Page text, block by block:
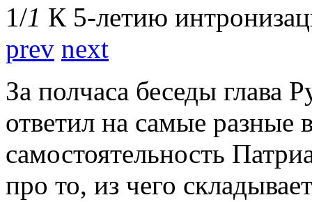
1/1 К 5-летию
prev next
За полчаса беседы глава
ответил на самые
самостоятельность
про то, из чего